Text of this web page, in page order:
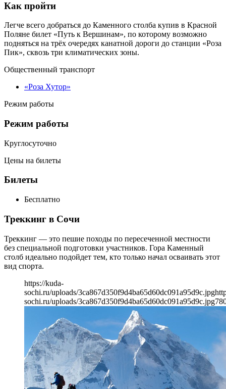
Как пройти
Легче всего добраться до Каменного столба купив в Красной
Поляне билет «Путь к Вершинам», по которому возможно
подняться на трёх очередях канатной дороги до станции «Роза
Пик», сквозь три климатических зоны.
Общественный транспорт
«Роза Хутор»
Режим работы
Режим работы
Круглосуточно
Цены на билеты
Билеты
Бесплатно
Треккинг в Сочи
Треккинг — это пешие походы по пересеченной местности
без специальной подготовки участников. Гора Каменный
столб идеально подойдет тем, кто только начал осваивать этот
вид спорта.
https://kuda-
sochi.ru/uploads/3ca867d350f9d4ba65d60dc091a95d9c.jpg
sochi.ru/uploads/3ca867d350f9d4ba65d60dc091a95d9c.jpg